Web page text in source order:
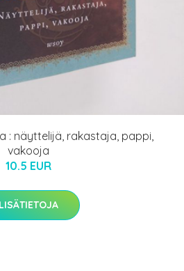
: näyttelijä, rakastaja, pappi,
vakooja
10.5 EUR
LISÄTIETOJA